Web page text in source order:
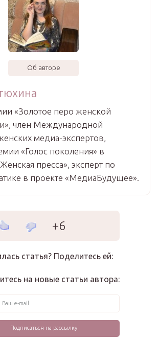
Об авторе
«Золотое перо женской
член Международной
медиа-экспертов,
«Голос поколения» в
пресса», эксперт по
в проекте «МедиаБудущее».
+6
статья? Поделитесь ей:
на новые статьи автора: